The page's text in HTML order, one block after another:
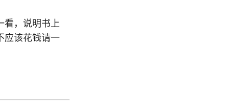
看，说明书上
应该花钱请一